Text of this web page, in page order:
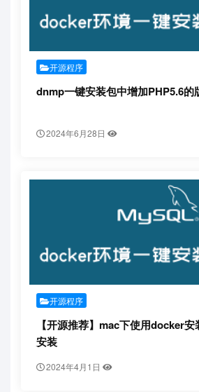
开源程序
dnmp一键安装包中增加PHP5.6的
2024年6月28日
开源程序
【开源推荐】mac下使用docker
安装
2024年4月1日